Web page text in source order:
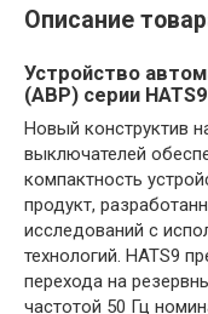
Описание
Устройство
(АВР) серии HATS9
Новый конструктив
выключателей
компактность
продукт,
исследований с
технологий. HATS9
перехода на
частотой 50 Гц